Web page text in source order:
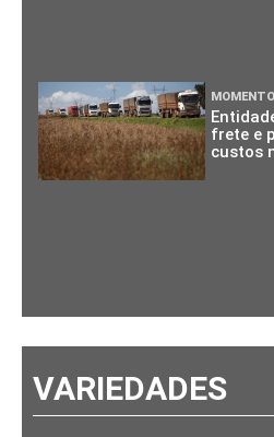
frete e
custos
VARIEDADES